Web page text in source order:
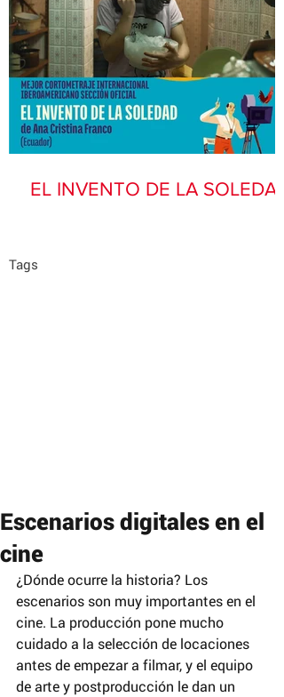
EL INVENTO DE LA SOLEDAD
Tags
Escenarios digitales en el
cine
¿Dónde ocurre la historia? Los
escenarios son muy importantes en el
cine. La producción pone mucho
cuidado a la selección de locaciones
antes de empezar a filmar, y el equipo
de arte y postproducción le dan un